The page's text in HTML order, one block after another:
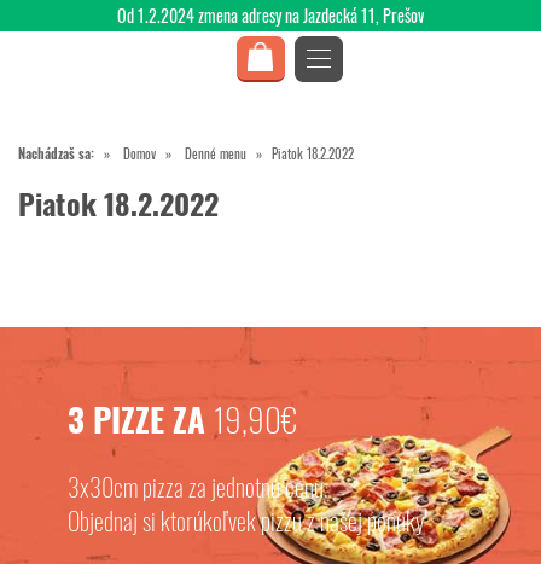
Nachádzaš sa: Domov Denné menu Piatok 18.2.2022
Piatok 18.2.2022
3 PIZZE ZA 19,90€
3x30cm pizza za jednotnú cenu.
Objednaj si ktorúkoľvek pizzu z našej ponuky
Od 1.2.2024 zmena adresy na Jazdecká 11, Prešov